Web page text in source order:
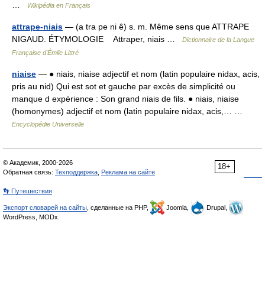
Wikipédia en Français
attrape-niais — (a tra pe ni ê) s. m. Même sens que ATTRAPE
NIGAUD. ÉTYMOLOGIE Attraper, niais …
Dictionnaire de la Langue
Française d'Émile Littré
niaise — ● niais, niaise adjectif et nom (latin populaire nidax, acis,
pris au nid) Qui est sot et gauche par excès de simplicité ou
manque d expérience : Son grand niais de fils. ● niais, niaise
(homonymes) adjectif et nom (latin populaire nidax, acis,… …
Encyclopédie Universelle
18+
© Академик, 2000-2026
Обратная связь: Техподдержка Реклама на сайте
👣 Путешествия
Экспорт словарей на сайты , сделанные на PHP, Joomla,
Drupal,
WordPress, MODx.